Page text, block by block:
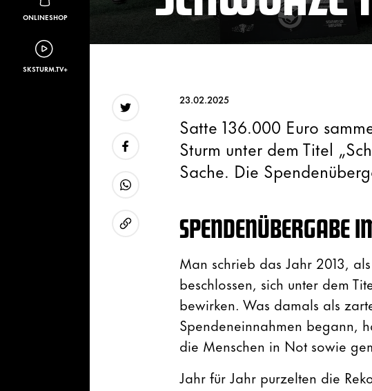
ONLINESHOP
SKSTURM.TV+
23.02.2025
Satte 136.000 Euro
Sturm unter dem Titel
Sache. Die
SPENDENÜBERGABE
Man schrieb das Jahr 2013,
beschlossen, sich unter dem
bewirken. Was damals als
Spendeneinnahmen begann,
die Menschen in Not sowie
Jahr für Jahr purzelten die